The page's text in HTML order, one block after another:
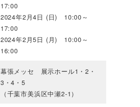
17:00
2024年2月4日 (日) 10:00～
17:00
2024年2月5日 (月) 10:00～
16:00
幕張メッセ 展示ホール1・2・
3・4・5
（千葉市美浜区中瀬2-1）